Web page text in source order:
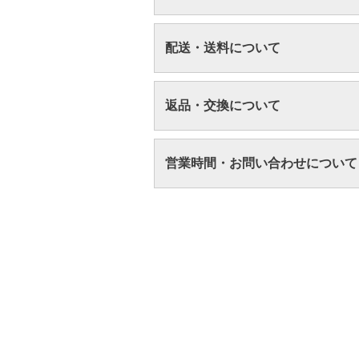
配送・送料について
返品・交換について
営業時間・お問い合わせについて